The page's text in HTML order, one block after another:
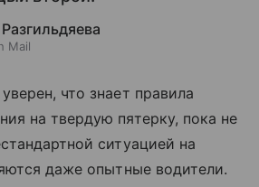
Mail
что знает правила
на твердую пятерку, пока не
ситуацией на
даже опытные водители.